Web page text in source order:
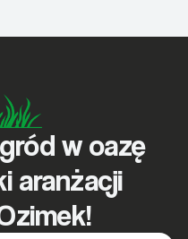
w oazę
aranżacji